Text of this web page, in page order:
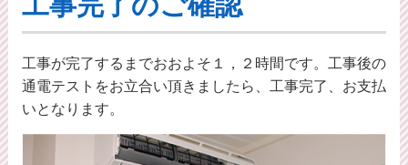
工事が完了するまでおおよそ１，２時間です。工事後の
通電テストをお立合い頂きましたら、工事完了、お支払
いとなります。